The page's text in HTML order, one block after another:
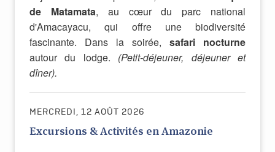
de Matamata, au cœur du parc national
d'Amacayacu, qui offre une biodiversité
fascinante. Dans la soirée, safari nocturne
autour du lodge. (Petit-déjeuner, déjeuner et
dîner).
MERCREDI, 12 AOÛT 2026
Excursions & Activités en Amazonie